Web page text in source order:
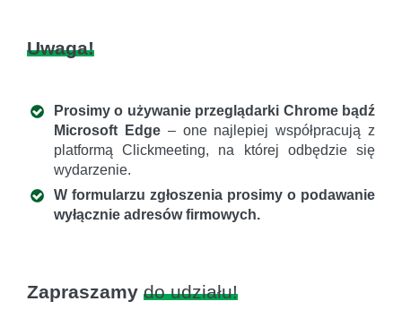
Uwaga!
Prosimy o używanie przeglądarki Chrome bądź
Microsoft Edge– one najlepiej współpracują z
platformą Clickmeeting, na której odbędzie się
wydarzenie.
W formularzu zgłoszenia prosimy o podawanie
wyłącznie adresów firmowych.
Zapraszamy do udziału!